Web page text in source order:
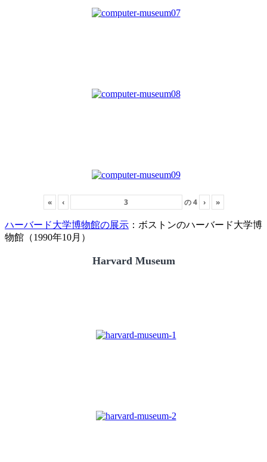
« ‹ の4 › »
ハーバード大学博物館の展示 ：ボストンのハーバード大学博
物館（1990年10月）
Harvard Museum